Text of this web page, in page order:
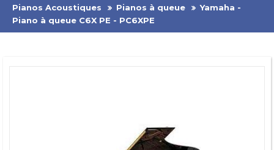
Pianos Acoustiques
Pianos à queue
Yamaha -
Piano à queue C6X PE - PC6XPE